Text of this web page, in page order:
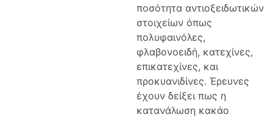
ποσότητα αντιοξειδωτικών
στοιχείων όπως
πολυφαινόλες,
φλαβονοειδή, κατεχίνες,
επικατεχίνες, και
προκυανιδίνες. Έρευνες
έχουν δείξει πως η
κατανάλωση κακάο